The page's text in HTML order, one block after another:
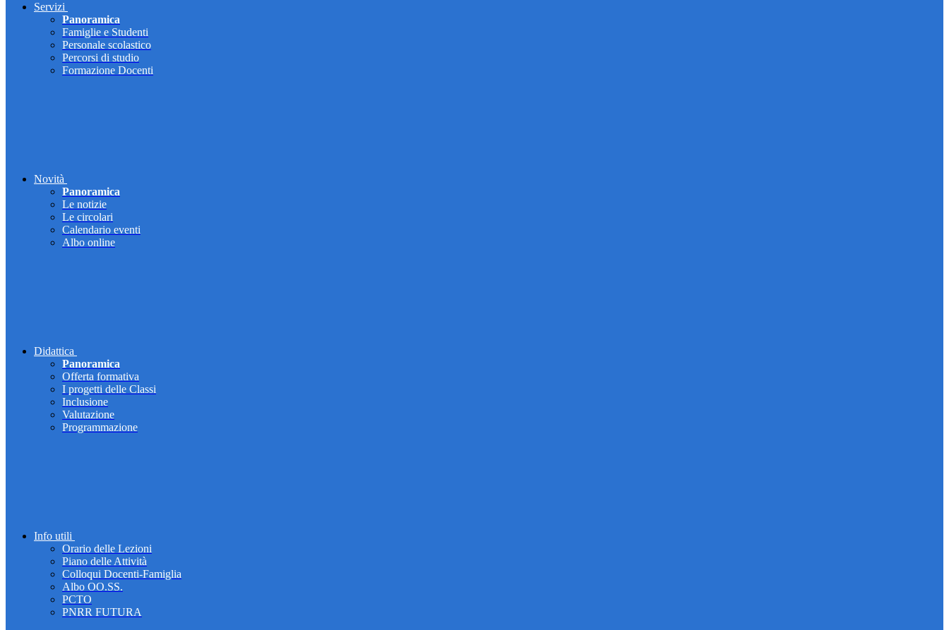
Servizi
Panoramica
Famiglie e Studenti
Personale scolastico
Percorsi di studio
Formazione Docenti
Novità
Panoramica
Le notizie
Le circolari
Calendario eventi
Albo online
Didattica
Panoramica
Offerta formativa
I progetti delle Classi
Inclusione
Valutazione
Programmazione
Info utili
Orario delle Lezioni
Piano delle Attività
Colloqui Docenti-Famiglia
Albo OO.SS.
PCTO
PNRR FUTURA